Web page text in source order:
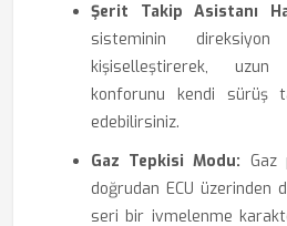
Şerit Takip Asistanı
sisteminin
kişiselleştirerek,
konforunu kendi sürüş
edebilirsiniz.
Gaz Tepkisi Modu: Gaz
doğrudan ECU üzerinden
seri bir ivmelenme